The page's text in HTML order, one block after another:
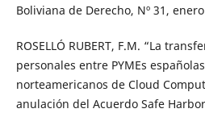
Boliviana de Derecho, Nº 31,
ROSELLÓ RUBERT, F.M. “La
personales entre PYMEs
norteamericanos de Cloud
anulación del Acuerdo Safe